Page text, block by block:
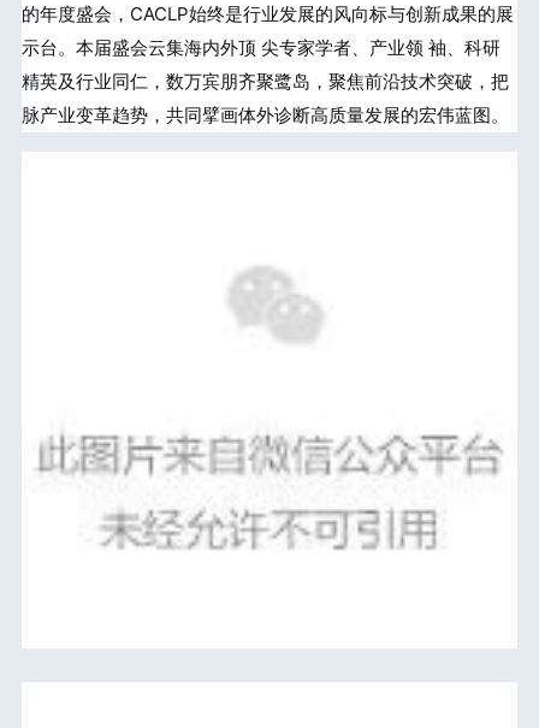
的年度盛会，CACLP始终是行业发展的风向标与创新成果的展
示台。本届盛会云集海内外顶 尖专家学者、产业领 袖、科研
精英及行业同仁，数万宾朋齐聚鹭岛，聚焦前沿技术突破，把
脉产业变革趋势，共同擘画体外诊断高质量发展的宏伟蓝图。